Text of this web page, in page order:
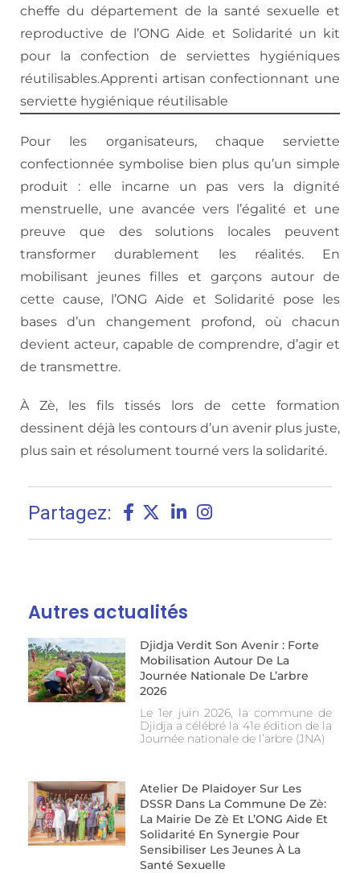
cheffe du département de la santé sexuelle et
reproductive de l’ONG Aide et Solidarité un kit
pour la confection de serviettes hygiéniques
réutilisables.Apprenti artisan confectionnant une
serviette hygiénique réutilisable
Pour les organisateurs, chaque serviette
confectionnée symbolise bien plus qu’un simple
produit : elle incarne un pas vers la dignité
menstruelle, une avancée vers l’égalité et une
preuve que des solutions locales peuvent
transformer durablement les réalités. En
mobilisant jeunes filles et garçons autour de
cette cause, l’ONG Aide et Solidarité pose les
bases d’un changement profond, où chacun
devient acteur, capable de comprendre, d’agir et
de transmettre.
À Zè, les fils tissés lors de cette formation
dessinent déjà les contours d’un avenir plus juste,
plus sain et résolument tourné vers la solidarité.
Partagez:
Autres actualités
Djidja Verdit Son Avenir : Forte
Mobilisation Autour De La
Journée Nationale De L’arbre
2026
Le 1er juin 2026, la commune de
Djidja a célébré la 41e édition de la
Journée nationale de l’arbre (JNA)
Atelier De Plaidoyer Sur Les
DSSR Dans La Commune De Zè:
La Mairie De Zè Et L’ONG Aide Et
Solidarité En Synergie Pour
Sensibiliser Les Jeunes À La
Santé Sexuelle